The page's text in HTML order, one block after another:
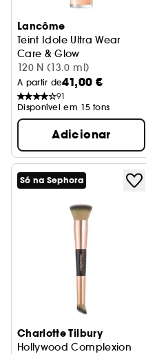
Lancôme
Teint Idole Ultra Wear
Care & Glow
Sérum Corretor
120 N (13.0 ml)
A partir de41,00 €
91
Disponível em 15 tons
Adicionar
Só na Sephora
Charlotte Tilbury
Hollywood Complexion